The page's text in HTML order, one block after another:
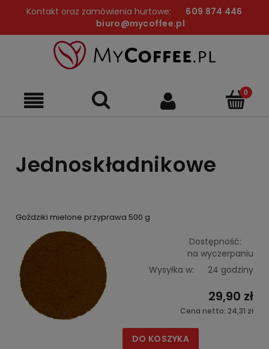
Kontakt oraz zamówienia hurtowe:
609 874 446
biuro@mycoffee.pl
Jednoskładnikowe
Goździki mielone przyprawa 500 g
Dostępność:
na wyczerpaniu
Wysyłka w:
24 godziny
29,90 zł
Cena netto: 24,31 zł
DO KOSZYKA